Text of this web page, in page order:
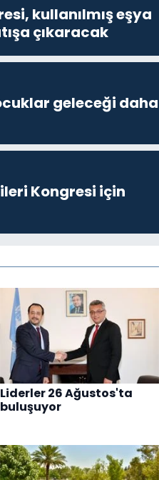
kullanılmış eşya
çıkaracak
geleceği daha
Kongresi için
Liderler 26 Ağustos'ta
buluşuyor